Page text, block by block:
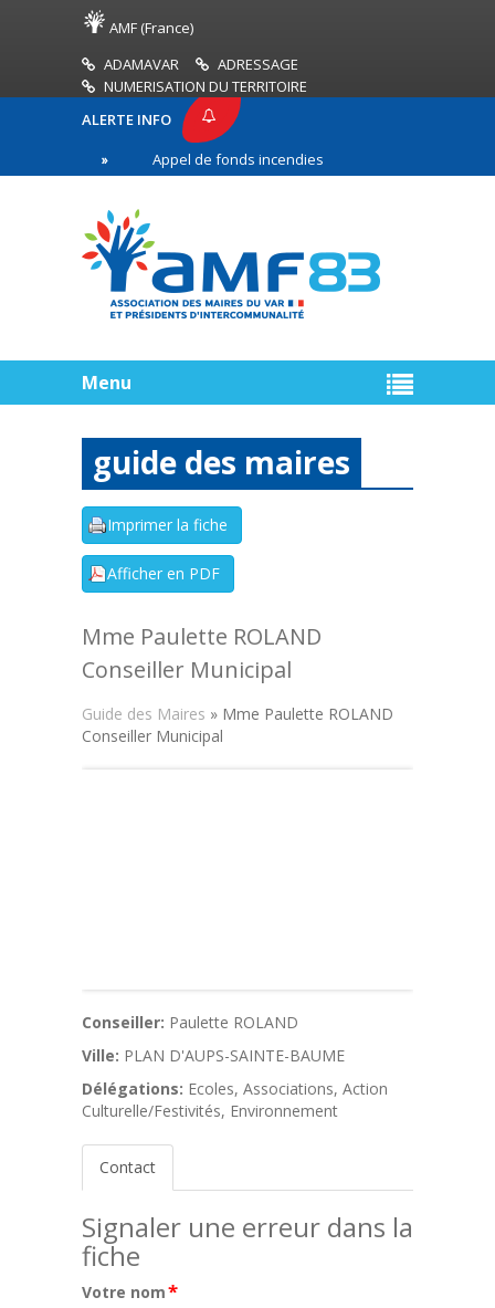
AMF (France)
ADAMAVAR
ADRESSAGE
NUMERISATION DU TERRITOIRE
ALERTE INFO
Appel de fonds incendies de forêt
ligne
Menu
guide des maires
Mme Paulette ROLAND
Conseiller Municipal
Guide des Maires » Mme Paulette ROLAND
Conseiller Municipal
Conseiller: Paulette ROLAND
Ville: PLAN D'AUPS-SAINTE-BAUME
Délégations: Ecoles, Associations, Action
Culturelle/Festivités, Environnement
Contact
Signaler une erreur dans la
fiche
Votre nom*